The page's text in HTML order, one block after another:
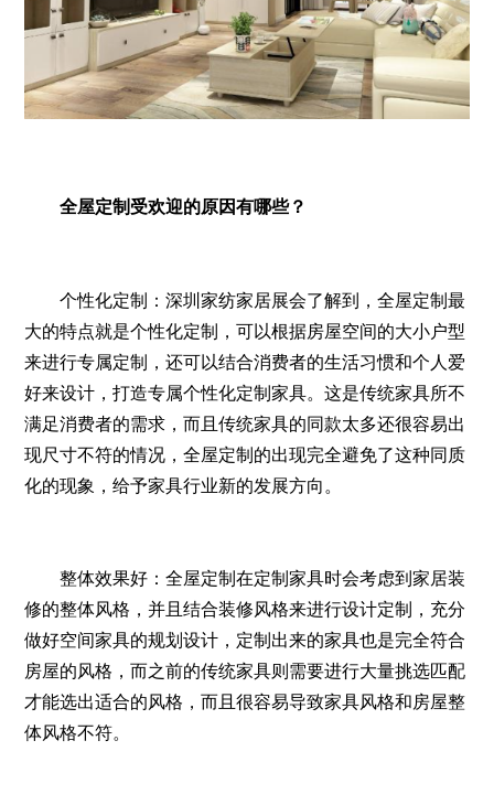
全屋定制受欢迎的原因有哪些？
个性化定制：深圳家纺家居展会了解到，全屋定制最
大的特点就是个性化定制，可以根据房屋空间的大小户型
来进行专属定制，还可以结合消费者的生活习惯和个人爱
好来设计，打造专属个性化定制家具。这是传统家具所不
满足消费者的需求，而且传统家具的同款太多还很容易出
现尺寸不符的情况，全屋定制的出现完全避免了这种同质
化的现象，给予家具行业新的发展方向。
整体效果好：全屋定制在定制家具时会考虑到家居装
修的整体风格，并且结合装修风格来进行设计定制，充分
做好空间家具的规划设计，定制出来的家具也是完全符合
房屋的风格，而之前的传统家具则需要进行大量挑选匹配
才能选出适合的风格，而且很容易导致家具风格和房屋整
体风格不符。